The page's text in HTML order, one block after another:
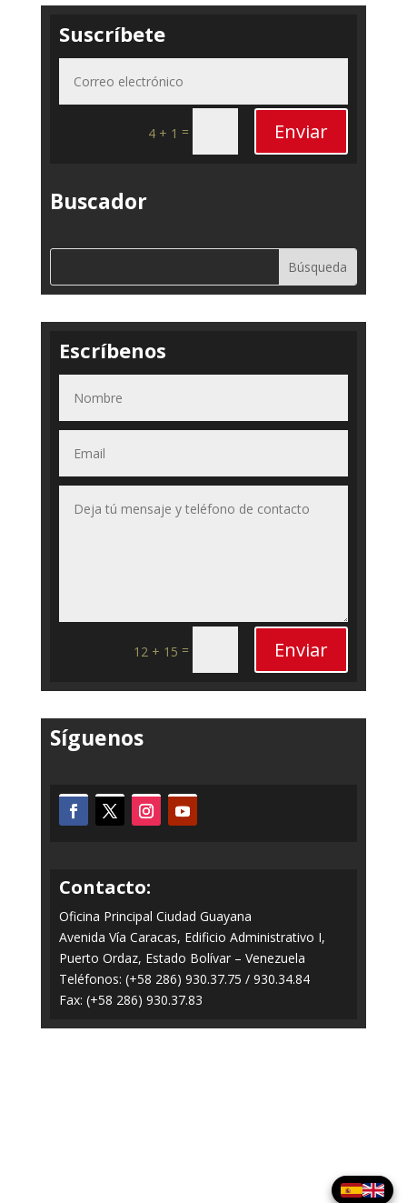
Suscríbete
4 + 1 = Enviar
Buscador
Escríbenos
12 + 15 = Enviar
Síguenos
Contacto:
Oficina Principal Ciudad Guayana
Avenida Vía Caracas, Edificio Administrativo I,
Puerto Ordaz, Estado Bolívar – Venezuela
Teléfonos: (+58 286) 930.37.75 / 930.34.84
Fax: (+58 286) 930.37.83